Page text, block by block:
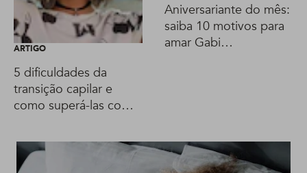
ARTIGO
5 dificuldades da
transição capilar e
como superá-las com
Aniversariante do mês:
saiba 10 motivos para
amar Gabi